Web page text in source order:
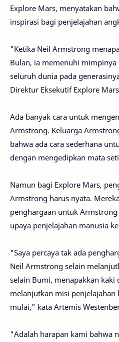
Explore Mars, menyatakan
inspirasi bagi penjelajahan
"Ketika Neil Armstrong
Bulan, ia memenuhi
seluruh dunia pada
Direktur Eksekutif Explore
Ada banyak cara untuk
Armstrong. Keluarga
bahwa ada cara sederhana
dengan mengedipkan mata
Namun bagi Explore Mars,
Armstrong harus nyata.
penghargaan untuk
upaya penjelajahan manusia
"Saya percaya tak ada
Neil Armstrong selain
selain Bumi, menapakkan
melanjutkan misi penjelajahan
mulai," kata Artemis
"Adalah harapan kami bahwa